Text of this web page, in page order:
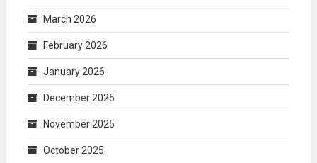
March 2026
February 2026
January 2026
December 2025
November 2025
October 2025